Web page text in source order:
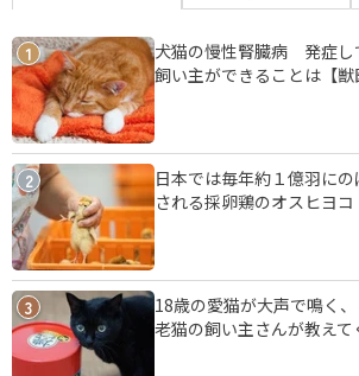
1
犬猫の慢性腎臓病 発症し
飼い主ができることは【獣
2
日本では毎年約１億羽に
される採卵鶏のオスヒヨコ
3
18歳の愛猫が大声で鳴く
老猫の飼い主さんが教えて